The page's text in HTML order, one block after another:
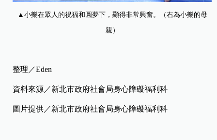
▲小樂在眾人的祝福和圓夢下，顯得非常興奮。（右為小樂的母
親）
整理／Eden
資料來源／新北市政府社會局身心障礙福利科
圖片提供／新北市政府社會局身心障礙福利科